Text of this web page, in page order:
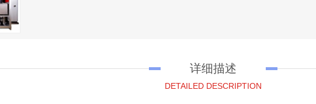
详细描述
DETAILED DESCRIPTION